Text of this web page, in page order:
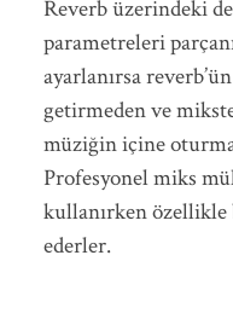
Reverb üzerindeki
parametreleri
ayarlanırsa
getirmeden ve
müziğin içine
Profesyonel miks
kullanırken
ederler.